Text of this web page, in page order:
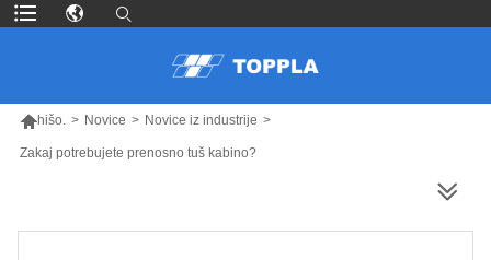
hišo. > Novice > Novice iz industrije >
Zakaj potrebujete prenosno tuš kabino?